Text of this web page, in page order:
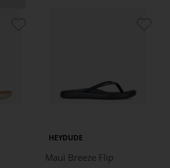
HEYDUDE
Maui Breeze Flip